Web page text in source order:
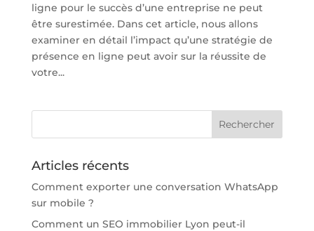
ligne pour le succès d’une entreprise ne peut
être surestimée. Dans cet article, nous allons
examiner en détail l’impact qu’une stratégie de
présence en ligne peut avoir sur la réussite de
votre...
Articles récents
Comment exporter une conversation WhatsApp
sur mobile ?
Comment un SEO immobilier Lyon peut-il